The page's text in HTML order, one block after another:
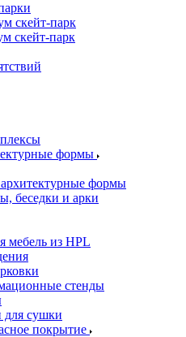
скейт-парк
скейт-парк
формы
формы
беседки и арки
мебель из HPL
стенды
для сушки
покрытие